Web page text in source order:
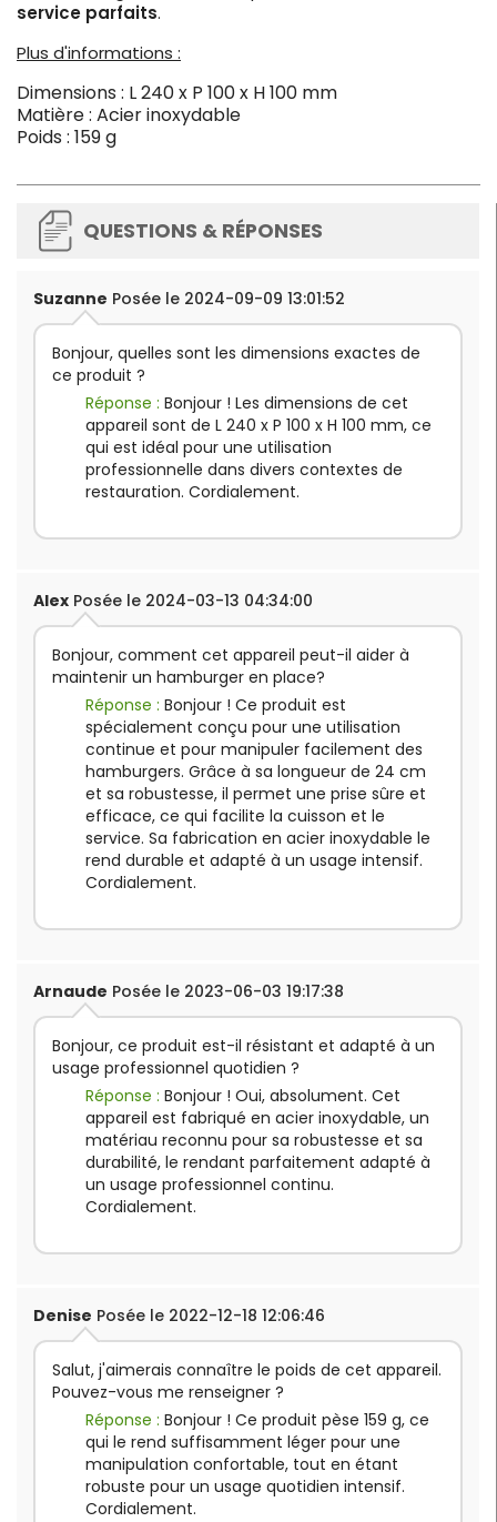
service parfaits.
Plus d'informations :
Dimensions : L 240 x P 100 x H 100 mm
Matière : Acier inoxydable
Poids : 159 g
QUESTIONS & RÉPONSES
Suzanne Posée le 2024-09-09 13:01:52
Bonjour, quelles sont les dimensions exactes de
ce produit ?
Réponse : Bonjour ! Les dimensions de cet
appareil sont de L 240 x P 100 x H 100 mm, ce
qui est idéal pour une utilisation
professionnelle dans divers contextes de
restauration. Cordialement.
Alex Posée le 2024-03-13 04:34:00
Bonjour, comment cet appareil peut-il aider à
maintenir un hamburger en place?
Réponse : Bonjour ! Ce produit est
spécialement conçu pour une utilisation
continue et pour manipuler facilement des
hamburgers. Grâce à sa longueur de 24 cm
et sa robustesse, il permet une prise sûre et
efficace, ce qui facilite la cuisson et le
service. Sa fabrication en acier inoxydable le
rend durable et adapté à un usage intensif.
Cordialement.
Arnaude Posée le 2023-06-03 19:17:38
Bonjour, ce produit est-il résistant et adapté à un
usage professionnel quotidien ?
Réponse : Bonjour ! Oui, absolument. Cet
appareil est fabriqué en acier inoxydable, un
matériau reconnu pour sa robustesse et sa
durabilité, le rendant parfaitement adapté à
un usage professionnel continu.
Cordialement.
Denise Posée le 2022-12-18 12:06:46
Salut, j'aimerais connaître le poids de cet appareil.
Pouvez-vous me renseigner ?
Réponse : Bonjour ! Ce produit pèse 159 g, ce
qui le rend suffisamment léger pour une
manipulation confortable, tout en étant
robuste pour un usage quotidien intensif.
Cordialement.